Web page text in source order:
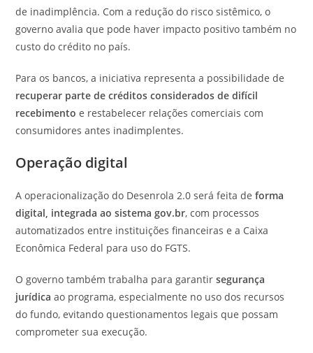
de inadimplência. Com a redução do risco sistêmico, o
governo avalia que pode haver impacto positivo também no
custo do crédito no país.
Para os bancos, a iniciativa representa a possibilidade de
recuperar parte de créditos considerados de difícil
recebimento e restabelecer relações comerciais com
consumidores antes inadimplentes.
Operação digital
A operacionalização do Desenrola 2.0 será feita deforma
digital, integrada ao sistema gov.br, com processos
automatizados entre instituições financeiras e a Caixa
Econômica Federal para uso do FGTS.
O governo também trabalha para garantirsegurança
jurídica ao programa, especialmente no uso dos recursos
do fundo, evitando questionamentos legais que possam
comprometer sua execução.